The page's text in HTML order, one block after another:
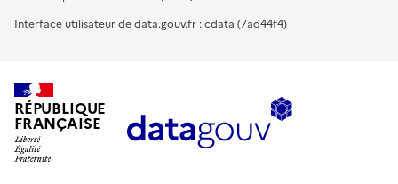
Interface utilisateur de data.gouv.fr : cdata (7ad44f4)
RÉPUBLIQUE
FRANÇAISE